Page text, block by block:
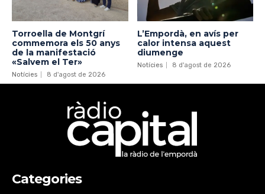
Torroella de Montgrí
commemora els 50 anys
de la manifestació
«Salvem el Ter»
Notícies 8 d'agost de 2026
L’Empordà, en avís per
calor intensa aquest
diumenge
Notícies 8 d'agost de 2026
Categories